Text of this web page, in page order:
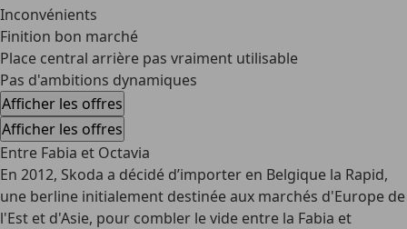
Inconvénients
Finition bon marché
Place central arrière pas vraiment utilisable
Pas d'ambitions dynamiques
Afficher les offres
Afficher les offres
Entre Fabia et Octavia
En 2012, Skoda a décidé d’importer en Belgique la Rapid,
une berline initialement destinée aux marchés d'Europe de
l'Est et d'Asie, pour combler le vide entre la Fabia et